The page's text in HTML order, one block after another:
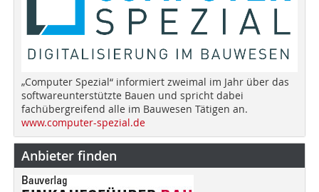
„Computer Spezial“ informiert zweimal im Jahr über das
softwareunterstützte Bauen und spricht dabei
fachübergreifend alle im Bauwesen Tätigen an.
www.computer-spezial.de
Anbieter finden